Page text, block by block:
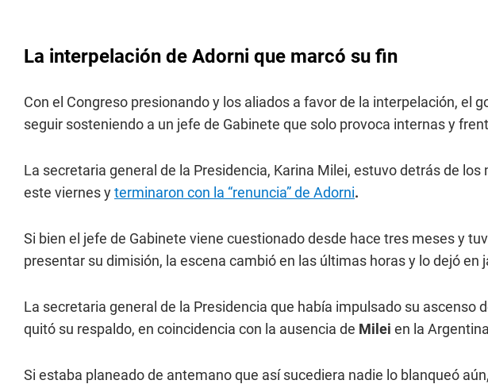
La interpelación de Adorni que marcó su fin
Con el Congreso presionando y los aliados a favor de la interpelación, el
seguir sosteniendo a un jefe de Gabinete que solo provoca internas y
La secretaria general de la Presidencia, Karina Milei, estuvo detrás de
este viernes yterminaron con la “renuncia” de Adorni.
Si bien el jefe de Gabinete viene cuestionado desde hace tres meses y
presentar su dimisión, la escena cambió en las últimas horas y lo dejó en
La secretaria general de la Presidencia que había impulsado su ascenso
quitó su respaldo, en coincidencia con la ausencia de Milei en la
Si estaba planeado de antemano que así sucediera nadie lo blanqueó